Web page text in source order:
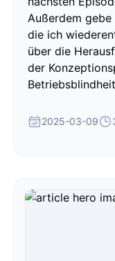
Außerdem
die ich
über die
der
2025-03-09